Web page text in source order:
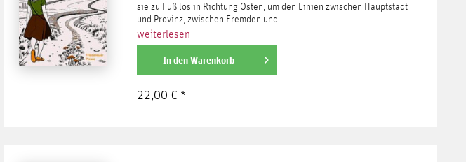
sie zu Fuß los in Richtung Osten, um den Linien zwischen Hauptstadt
und Provinz, zwischen Fremden und...
weiterlesen
In denWarenkorb
22,00 € *